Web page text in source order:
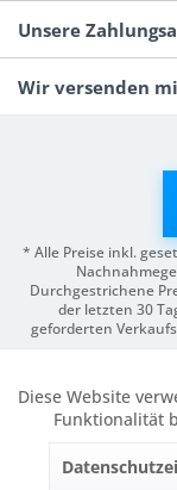
Unsere
Wir versenden
* Alle Preise inkl.
Durchgestrichene
der letzten 30
geforderten
Funktionale
Marketing
Diese Website
Funktionalität